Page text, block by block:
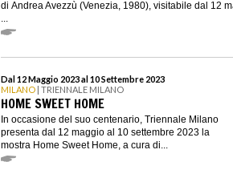
di Andrea Avezzù (Venezia, 1980), visitabile dal 12
Dal 12 Maggio 2023 al 10 Settembre 2023
MILANO | TRIENNALE MILANO
HOME SWEET HOME
In occasione del suo centenario, Triennale Milano
presenta dal 12 maggio al 10 settembre 2023 la
mostra Home Sweet Home, a cura di...